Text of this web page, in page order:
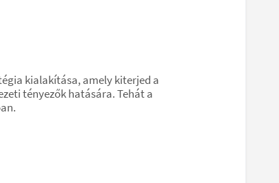
kialakítása, amely kiterjed a
tényezők hatására. Tehát a